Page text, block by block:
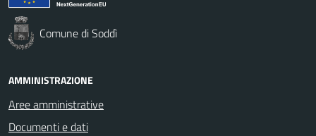
Comune di Soddì
AMMINISTRAZIONE
Aree amministrative
Documenti e dati